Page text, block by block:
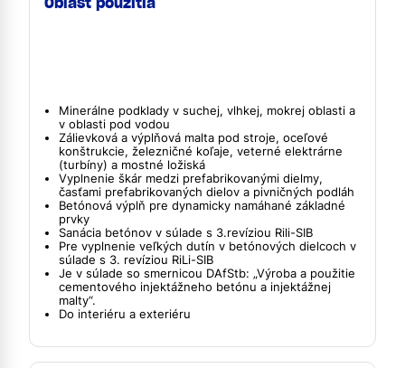
Minerálne podklady v suchej, vlhkej, mokrej oblasti a
v oblasti pod vodou
Zálievková a výplňová malta pod stroje, oceľové
konštrukcie, železničné koľaje, veterné elektrárne
(turbíny) a mostné ložiská
Vyplnenie škár medzi prefabrikovanými dielmy,
časťami prefabrikovaných dielov a pivničných podláh
Betónová výplň pre dynamicky namáhané základné
prvky
Sanácia betónov v súlade s 3.revíziou Rili-SIB
Pre vyplnenie veľkých dutín v betónových dielcoch v
súlade s 3. revíziou RiLi-SIB
Je v súlade so smernicou DAfStb: „Výroba a použitie
cementového injektážneho betónu a injektážnej
malty“.
Do interiéru a exteriéru